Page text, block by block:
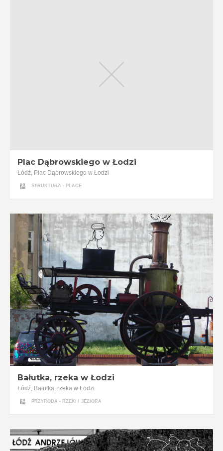
Plac Dąbrowskiego w Łodzi
Łódź, Plac Dąbrowskiego w Łodzi
STRUKTURA - PLACE
Bałutka, rzeka w Łodzi
Łódź, Bałutka, rzeka w Łodzi
PRZYRODA - RZEKI I JEZIORA